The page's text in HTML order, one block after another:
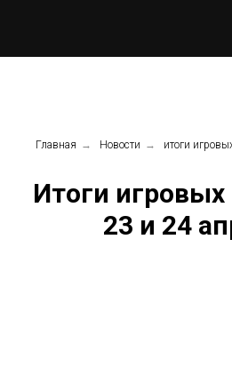
Главная → Новости → итоги
Итоги
23 и 24